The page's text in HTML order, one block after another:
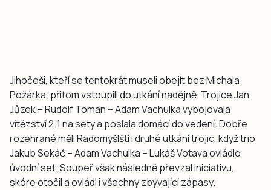
Jihočeši, kteří se tentokrát museli obejít bez Michala
Požárka, přitom vstoupili do utkání nadějně. Trojice Jan
Jůzek – Rudolf Toman – Adam Vachulka vybojovala
vítězství 2:1 na sety a poslala domácí do vedení. Dobře
rozehrané měli Radomyšlští i druhé utkání trojic, když trio
Jakub Sekáč – Adam Vachulka – Lukáš Votava ovládlo
úvodní set. Soupeř však následně převzal iniciativu,
skóre otočil a ovládl i všechny zbývající zápasy.